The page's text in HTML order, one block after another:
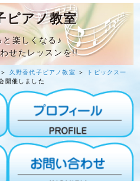
ピアノ教室
と楽しくなる♪
せたレッスンを!!
＞ 久野香代子ピアノ教室 ＞
トピックス一
開催しました